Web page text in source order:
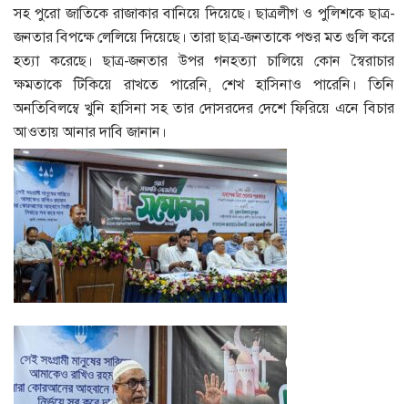
সহ পুরো জাতিকে রাজাকার বানিয়ে দিয়েছে। ছাত্রলীগ ও পুলিশকে ছাত্র-
জনতার বিপক্ষে লেলিয়ে দিয়েছে। তারা ছাত্র-জনতাকে পশুর মত গুলি করে
হত্যা করেছে। ছাত্র-জনতার উপর গনহত্যা চালিয়ে কোন স্বৈরাচার
ক্ষমতাকে টিকিয়ে রাখতে পারেনি, শেখ হাসিনাও পারেনি। তিনি
অনতিবিলম্বে খুনি হাসিনা সহ তার দোসরদের দেশে ফিরিয়ে এনে বিচার
আওতায় আনার দাবি জানান।